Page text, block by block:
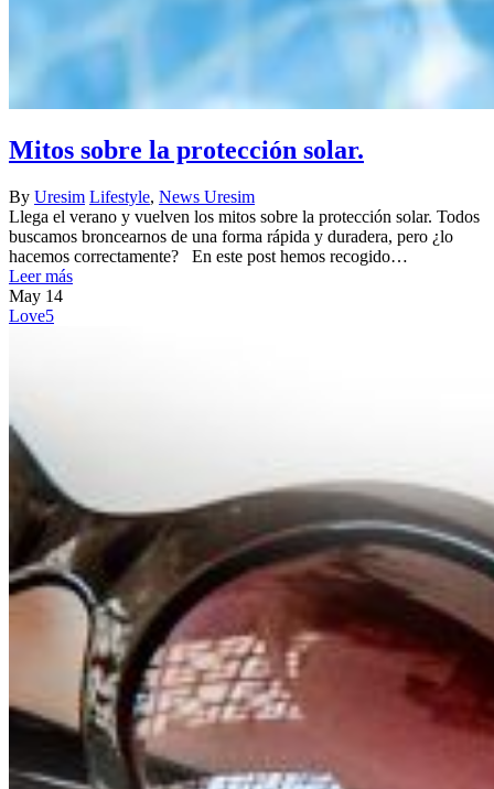
Mitos sobre la protección solar.
By Uresim Lifestyle, News Uresim
Llega el verano y vuelven los mitos sobre la protección solar. Todos
buscamos broncearnos de una forma rápida y duradera, pero ¿lo
hacemos correctamente? En este post hemos recogido…
Leer más
May 14
Love5